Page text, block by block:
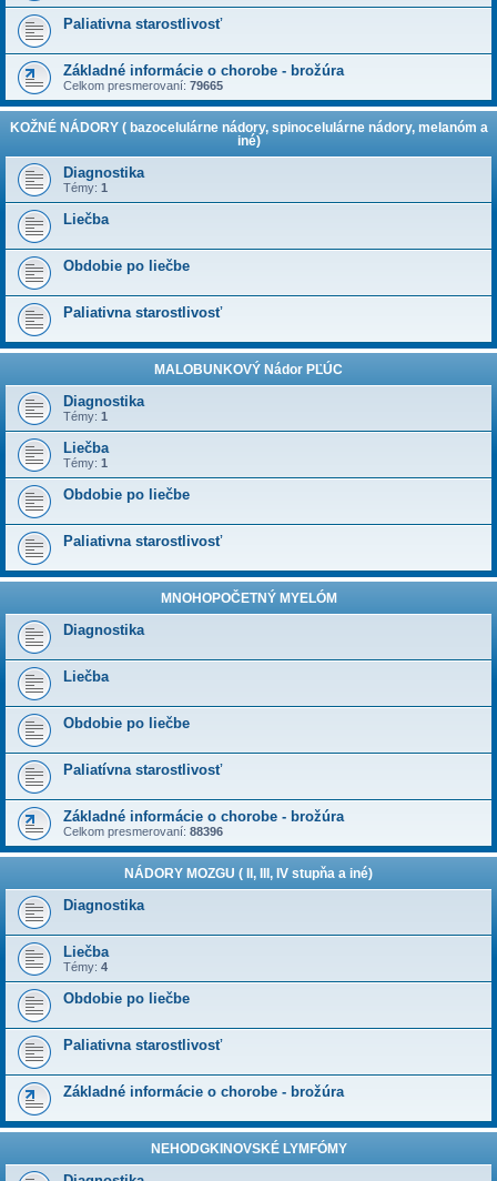
Paliativna starostlivosť
Základné informácie o chorobe - brožúra
Celkom presmerovaní: 79665
KOŽNÉ NÁDORY ( bazocelulárne nádory, spinocelulárne nádory, melanóm a
iné)
Diagnostika
Témy: 1
Liečba
Obdobie po liečbe
Paliativna starostlivosť
MALOBUNKOVÝ Nádor PĽÚC
Diagnostika
Témy: 1
Liečba
Témy: 1
Obdobie po liečbe
Paliativna starostlivosť
MNOHOPOČETNÝ MYELÓM
Diagnostika
Liečba
Obdobie po liečbe
Paliatívna starostlivosť
Základné informácie o chorobe - brožúra
Celkom presmerovaní: 88396
NÁDORY MOZGU ( II, III, IV stupňa a iné)
Diagnostika
Liečba
Témy: 4
Obdobie po liečbe
Paliativna starostlivosť
Základné informácie o chorobe - brožúra
NEHODGKINOVSKÉ LYMFÓMY